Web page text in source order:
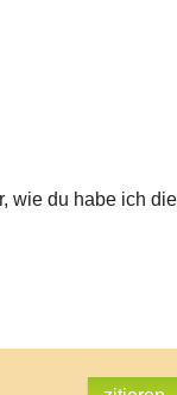
wie du habe ich die